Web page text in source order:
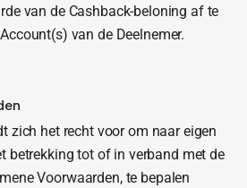
van de Cashback-beloning af te
van de Deelnemer.
zich het recht voor om naar eigen
betrekking tot of in verband met de
Voorwaarden, te bepalen